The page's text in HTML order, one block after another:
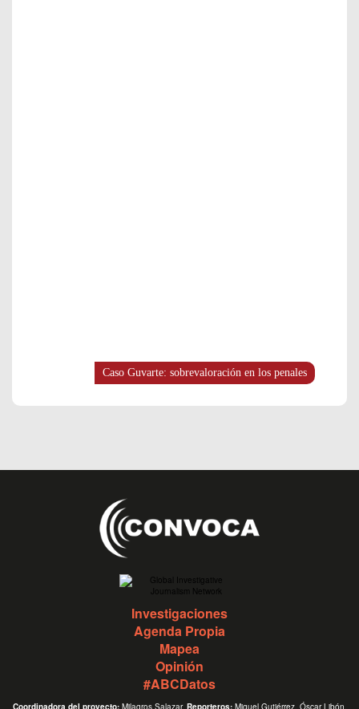
Caso Guvarte: sobrevaloración en los penales
Investigaciones
Agenda Propia
Mapea
Opinión
#ABCDatos